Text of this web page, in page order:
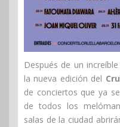
Después de un increíble
la nueva edición del
de conciertos que ya
de todos los
salas de la ciudad